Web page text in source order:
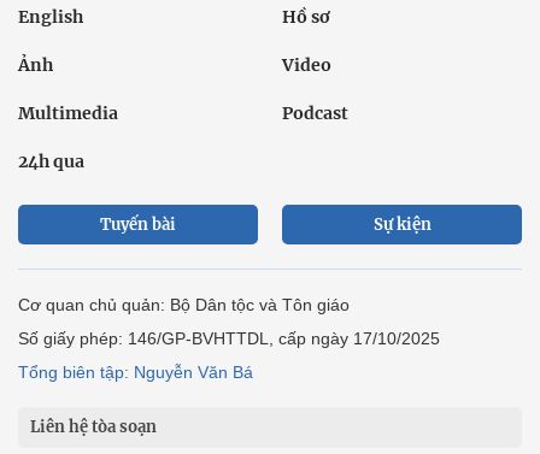
English Hồ sơ
Ảnh Video
Multimedia Podcast
24h qua
Tuyến bài Sự kiện
Cơ quan chủ quản: Bộ Dân tộc và Tôn giáo
Số giấy phép: 146/GP-BVHTTDL, cấp ngày 17/10/2025
Tổng biên tập: Nguyễn Văn Bá
Liên hệ tòa soạn